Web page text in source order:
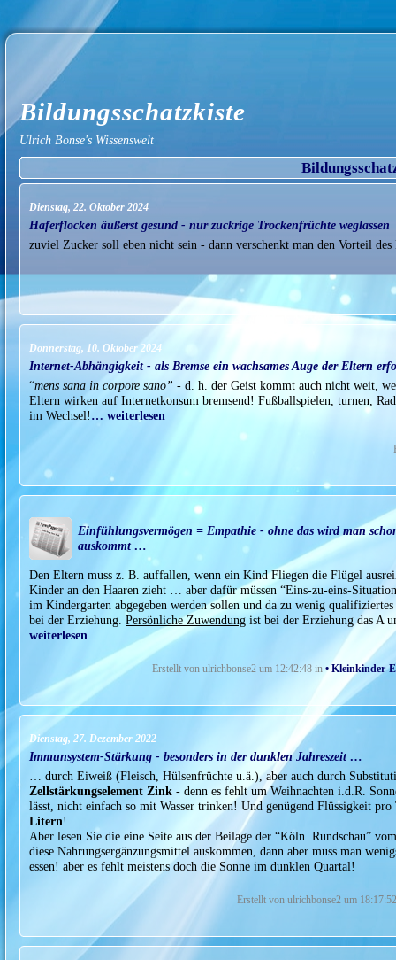
Bildungsschatzkiste
Ulrich Bonse's Wissenswelt
Dienstag, 22. Oktober 2024
Haferflocken äußerst gesund - nur zuckrige Trockenfrüchte weglassen
zuviel Zucker soll eben nicht sein - dann verschenkt man den Vorteil des
Donnerstag, 10. Oktober 2024
Internet-Abhängigkeit - als Bremse ein wachsames Auge der Eltern
“mens sana in corpore sano” - d. h. der Geist kommt auch nicht weit,
Eltern wirken auf Internetkonsum bremsend! Fußballspielen, turnen,
im Wechsel!… weiterlesen
Einfühlungsvermögen = Empathie - ohne das wird man
auskommt …
Den Eltern muss z. B. auffallen, wenn ein Kind Fliegen die Flügel
Kinder an den Haaren zieht … aber dafür müssen “Eins-zu-eins-
im Kindergarten abgegeben werden sollen und da zu wenig
bei der Erziehung. Persönliche Zuwendung ist bei der Erziehung das A
weiterlesen
Erstellt von ulrichbonse2 um 12:42:48 in • Kleinkinder-
Dienstag, 27. Dezember 2022
Immunsystem-Stärkung - besonders in der dunklen Jahreszeit …
… durch Eiweiß (Fleisch, Hülsenfrüchte u.ä.), aber auch durch
Zellstärkungselement Zink - denn es fehlt um Weihnachten i.d.R.
lässt, nicht einfach so mit Wasser trinken! Und genügend Flüssigkeit
Litern!
Aber lesen Sie die eine Seite aus der Beilage der “Köln. Rundschau”
diese Nahrungsergänzungsmittel auskommen, dann aber muss man
essen! aber es fehlt meistens doch die Sonne im dunklen Quartal!
Erstellt von ulrichbonse2 um